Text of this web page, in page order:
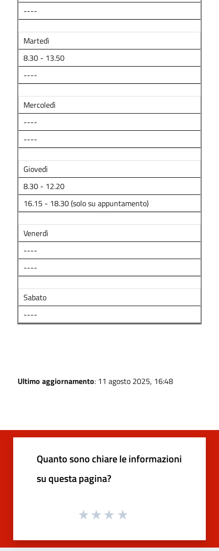
----
Martedì
8.30 - 13.50
----
Mercoledì
----
----
Giovedì
8.30 - 12.20
16.15 - 18.30 (solo su appuntamento)
Venerdì
----
----
Sabato
----
Ultimo aggiornamento: 11 agosto 2025, 16:48
Quanto sono chiare le informazioni
su questa pagina?